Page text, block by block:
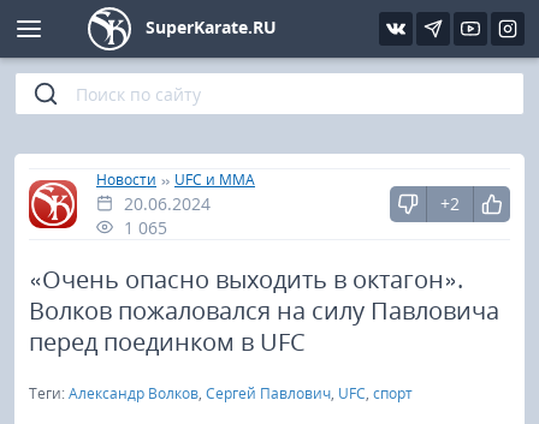
SuperKarate.RU
Главная
»
Новости » UFC и MMA
20.06.2024
1 065
+2
«Очень опасно выходить в октагон».
Волков пожаловался на силу Павловича
перед поединком в UFC
Теги:Александр Волков, Сергей Павлович, UFC, спорт
Киокушинкай
Кёкусин (IFK)
Шинкиокушинкай
Кекусин-кан
Кикбоксинг и K-1
Бокс
Фото
Видео
Интервью
Статьи
Уроки каратэ
Файлы
Библиотека